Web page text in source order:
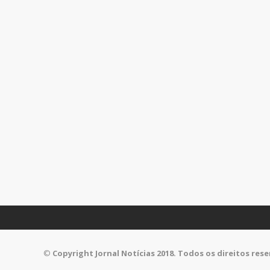
© Copyright Jornal Notícias 2018. Todos os direitos